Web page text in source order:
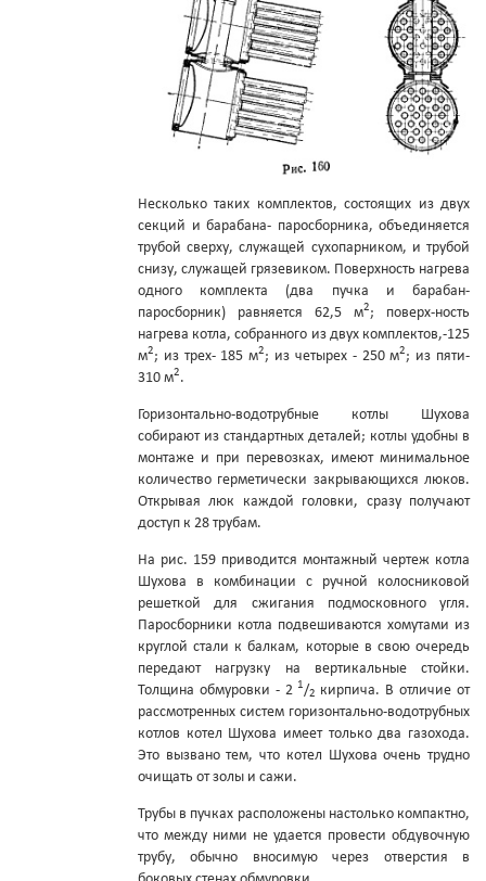
Несколько таких комплектов, состоящих из двух
секций и барабана- паросборника, объединяется
трубой сверху, служащей сухопарником, и трубой
снизу, служащей грязевиком. Поверхность нагрева
одного комплекта (два пучка и барабан-
паросборник) равняется 62,5 м2; поверх-ность
нагрева котла, собранного из двух комплектов,-125
м2; из трех- 185 м2; из четырех - 250 м2; из пяти-
310 м2.
Горизонтально-водотрубные котлы Шухова
собирают из стандартных деталей; котлы удобны в
монтаже и при перевозках, имеют минимальное
количество герметически закрывающихся люков.
Открывая люк каждой головки, сразу получают
доступ к 28 трубам.
На рис. 159 приводится монтажный чертеж котла
Шухова в комбинации с ручной колосниковой
решеткой для сжигания подмосковного угля.
Паросборники котла подвешиваются хомутами из
круглой стали к балкам, которые в свою очередь
передают нагрузку на вертикальные стойки.
Толщина обмуровки - 2 1/2 кирпича. В отличие от
рассмотренных систем горизонтально-водотрубных
котлов котел Шухова имеет только два газохода.
Это вызвано тем, что котел Шухова очень трудно
очищать от золы и сажи.
Трубы в пучках расположены настолько компактно,
что между ними не удается провести обдувочную
трубу, обычно вносимую через отверстия в